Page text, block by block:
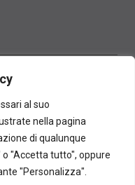
al suo
nella pagina
di qualunque
"Accetta tutto", oppure
"Personalizza".